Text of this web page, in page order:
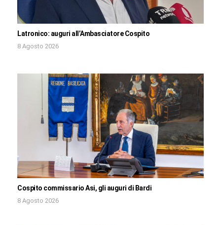
Latronico: auguri all’Ambasciatore Cospito
8 Agosto 2026
Cospito commissario Asi, gli auguri di Bardi
8 Agosto 2026